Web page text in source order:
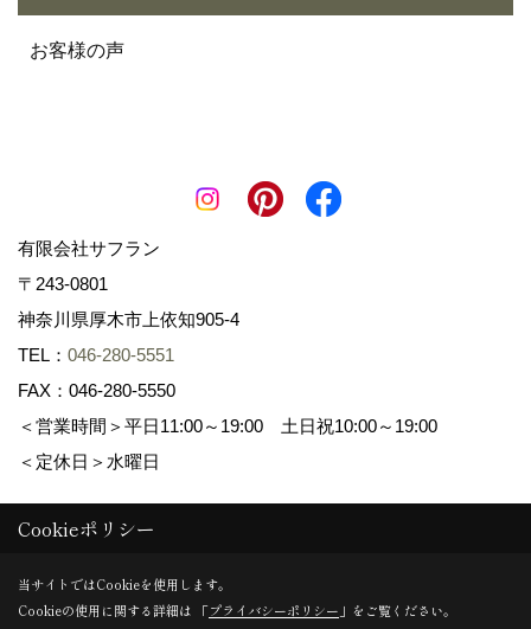
お客様の声
有限会社サフラン
〒243-0801
神奈川県厚木市上依知905-4
TEL： 046-280-5551
FAX：046-280-5550
＜営業時間＞平日11:00～19:00 土日祝10:00～19:00
＜定休日＞水曜日
Reserved.
Produced byゴデスクリエイト
Cookieポリシー
当サイトではCookieを使用します。
Cookieの使用に関する詳細は 「プライバシーポリシー 」をご覧ください。